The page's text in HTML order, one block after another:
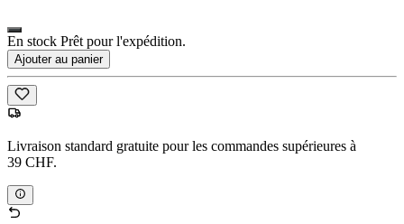
En stock Prêt pour l'expédition.
Ajouter au panier
Livraison standard gratuite pour les commandes supérieures à
39 CHF.